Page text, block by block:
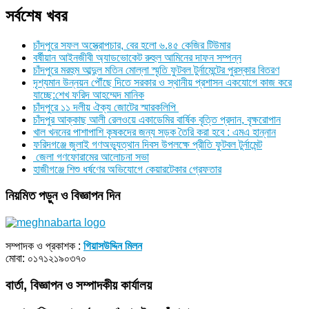
সর্বশেষ খবর
চাঁদপুরে সফল অস্ত্রোপচার, বের হলো ৬.৪৫ কেজির টিউমার
বর্ষীয়ান আইনজীবী অ্যাডভোকেট রুহুল আমিনের দাফন সম্পন্ন
চাঁদপুরে মরহুম আব্দুল মতিন মোল্লা স্মৃতি ফুটবল টুর্নামেন্টের পুরস্কার বিতরণ
দৃশ্যমান উন্নয়ন পৌঁছে দিতে সরকার ও স্থানীয় প্রশাসন একযোগে কাজ করে
যাচ্ছে:শেখ ফরিদ আহম্মেদ মানিক
চাঁদপুরে ১১ দলীয় ঐক্য জোটের স্মারকলিপি
চাঁদপুর আক্কাছ আলী রেলওয়ে একাডেমির বার্ষিক বৃত্তি প্রদান, বৃক্ষরোপান
খাল খননের পাশাপাশি কৃষকদের জন্য সড়ক তৈরি করা হবে : এমএ হান্নান
ফরিদগঞ্জে জুলাই গণঅভ্যুত্থান দিবস উপলক্ষে প্রীতি ফুটবল টুর্নামেন্ট
জেলা গণফোরামের আলোচনা সভা
হাজীগঞ্জে শিশু ধর্ষণের অভিযোগে কেয়ারটেকার গ্রেফতার
নিয়মিত পড়ুন ও বিজ্ঞাপন দিন
সম্পাদক ও প্রকাশক : গিয়াসউদ্দিন মিলন
মোবা: ০১৭১২১৯০৩৭০
বার্তা, বিজ্ঞাপন ও সম্পাদকীয় কার্যালয়